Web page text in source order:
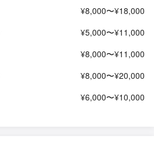
¥8,000〜¥18,000
¥5,000〜¥11,000
¥8,000〜¥11,000
¥8,000〜¥20,000
¥6,000〜¥10,000